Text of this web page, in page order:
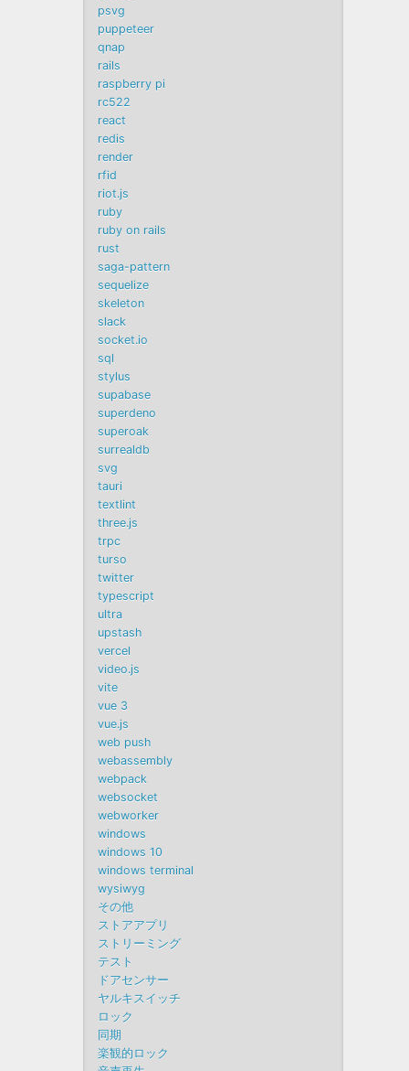
psvg
puppeteer
qnap
rails
raspberry pi
rc522
react
redis
render
rfid
riot.js
ruby
ruby on rails
rust
saga-pattern
sequelize
skeleton
slack
socket.io
sql
stylus
supabase
superdeno
superoak
surrealdb
svg
tauri
textlint
three.js
trpc
turso
twitter
typescript
ultra
upstash
vercel
video.js
vite
vue 3
vue.js
web push
webassembly
webpack
websocket
webworker
windows
windows 10
windows terminal
wysiwyg
その他
ストアアプリ
ストリーミング
テスト
ドアセンサー
ヤルキスイッチ
ロック
同期
楽観的ロック